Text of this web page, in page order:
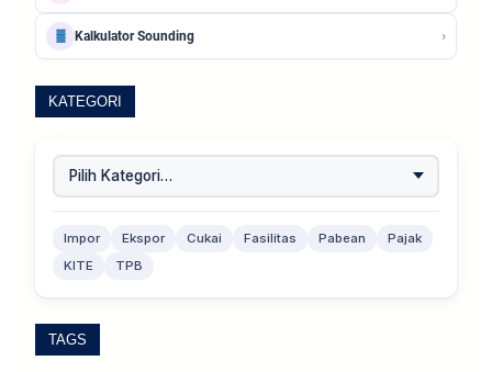
Kalkulator Sounding ›
KATEGORI
Impor Ekspor Cukai Fasilitas Pabean
Pajak
KITE
TPB
TAGS